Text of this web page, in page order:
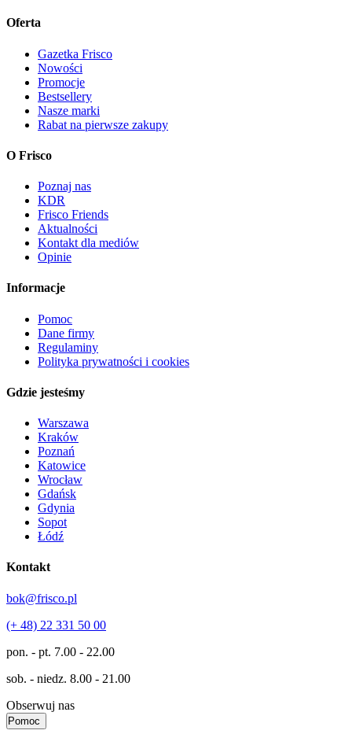
Oferta
Gazetka Frisco
Nowości
Promocje
Bestsellery
Nasze marki
Rabat na pierwsze zakupy
O Frisco
Poznaj nas
KDR
Frisco Friends
Aktualności
Kontakt dla mediów
Opinie
Informacje
Pomoc
Dane firmy
Regulaminy
Polityka prywatności i cookies
Gdzie jesteśmy
Warszawa
Kraków
Poznań
Katowice
Wrocław
Gdańsk
Gdynia
Sopot
Łódź
Kontakt
bok@frisco.pl
(+ 48) 22 331 50 00
pon. - pt. 7.00 - 22.00
sob. - niedz. 8.00 - 21.00
Obserwuj nas
Pomoc